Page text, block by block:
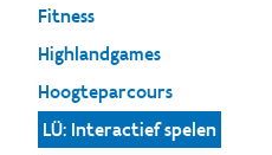
Fitness
Highlandgames
Hoogteparcours
LÜ: Interactief spelen